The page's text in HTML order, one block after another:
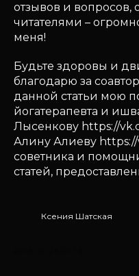
отзывов и
читателями –
меня!
Будьте здоровы и
благодарю за
данной статьи мою
йогатерапевта и
Лысенкову https://
Алину Алиеву https://
советника и
статей,
Ксения Шатская